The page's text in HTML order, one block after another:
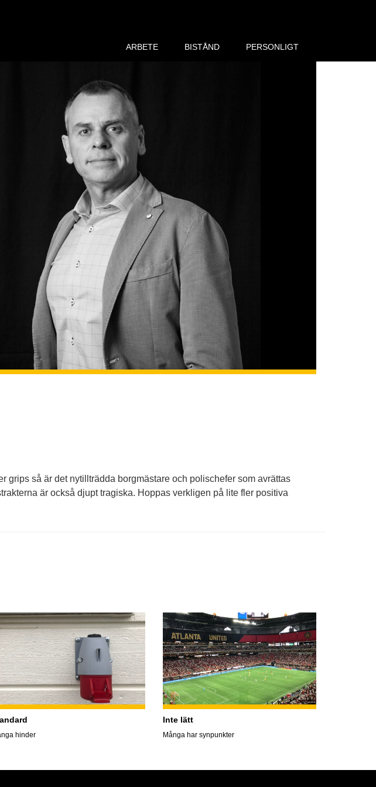
ARBETE BISTÅND PERSONLIGT
grips så är det nytillträdda borgmästare och polischefer som avrättas
är också djupt tragiska. Hoppas verkligen på lite fler positiva
hinder
Inte lätt
Många har synpunkter